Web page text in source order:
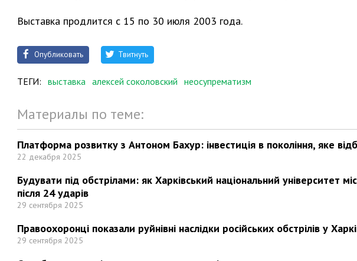
Выставка продлится с 15 по 30 июля 2003 года.
Опубликовать Твитнуть
ТЕГИ: выставка алексей соколовский неосупрематизм
Материалы по теме:
Платформа розвитку з Антоном Бахур: інвестиція в покоління, яке
22 декабря 2025
Будувати під обстрілами: як Харківський національний університет
після 24 ударів
29 сентября 2025
Правоохоронці показали руйнівні наслідки російських обстрілів у
29 сентября 2025